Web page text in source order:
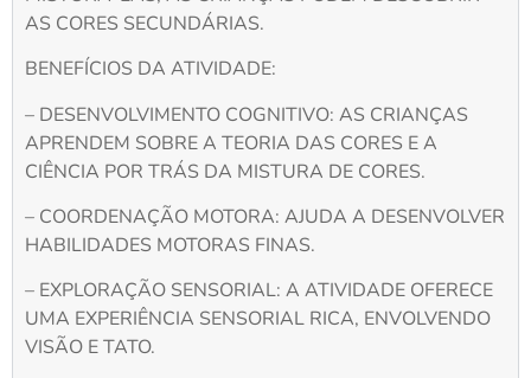
AS CORES SECUNDÁRIAS.
BENEFÍCIOS DA ATIVIDADE:
– DESENVOLVIMENTO COGNITIVO: AS CRIANÇAS
APRENDEM SOBRE A TEORIA DAS CORES E A
CIÊNCIA POR TRÁS DA MISTURA DE CORES.
– COORDENAÇÃO MOTORA: AJUDA A DESENVOLVER
HABILIDADES MOTORAS FINAS.
– EXPLORAÇÃO SENSORIAL: A ATIVIDADE OFERECE
UMA EXPERIÊNCIA SENSORIAL RICA, ENVOLVENDO
VISÃO E TATO.